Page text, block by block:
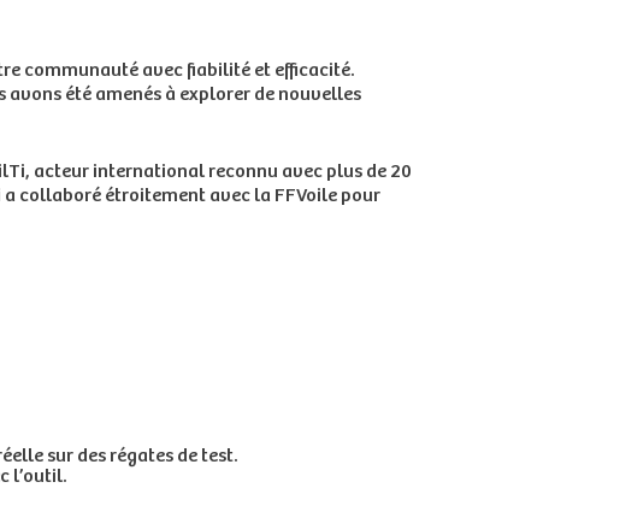
communauté avec fiabilité et efficacité.
été amenés à explorer de nouvelles
acteur international reconnu avec plus de 20
a collaboré étroitement avec la FFVoile pour
sur des régates de test.
l’outil.